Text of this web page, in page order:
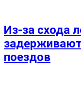
Из-за схода
поездов